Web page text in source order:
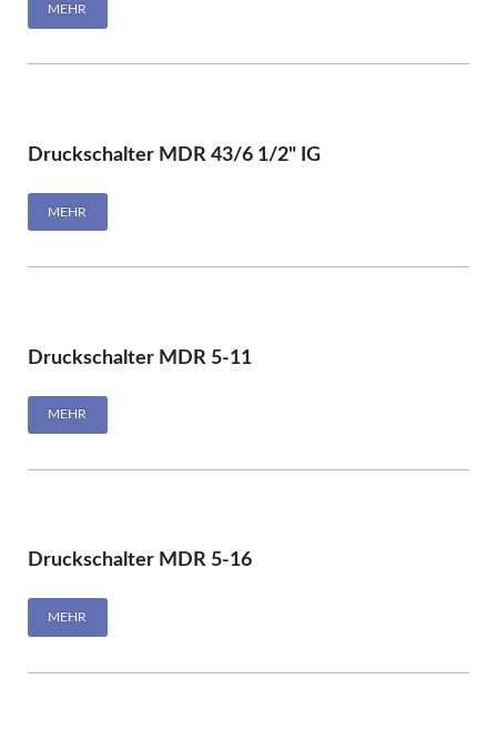
MEHR
Druckschalter MDR 43/6 1/2" IG
MEHR
Druckschalter MDR 5-11
MEHR
Druckschalter MDR 5-16
MEHR